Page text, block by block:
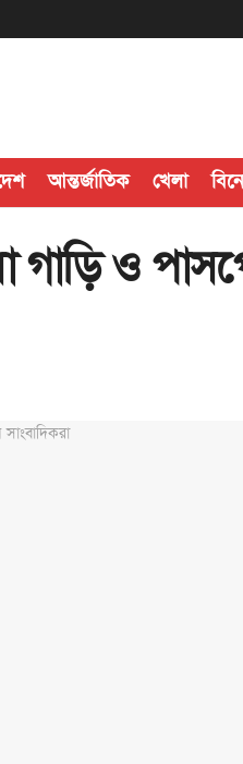
আন্তর্জাতিক খেলা
গাড়ি ও